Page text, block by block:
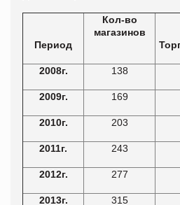
Период
Кол-во
магазинов
2008г. 138
2009г. 169
2010г. 203
2011г. 243
2012г. 277
2013г. 315